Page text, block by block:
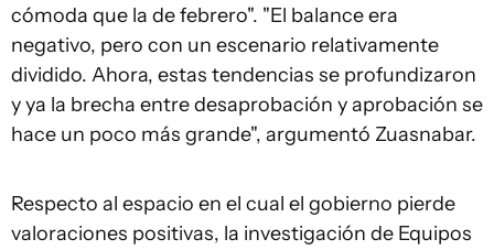
cómoda que la de febrero". "El balance era
negativo, pero con un escenario relativamente
dividido. Ahora, estas tendencias se profundizaron
y ya la brecha entre desaprobación y aprobación se
hace un poco más grande", argumentó Zuasnabar.
Respecto al espacio en el cual el gobierno pierde
valoraciones positivas, la investigación de Equipos